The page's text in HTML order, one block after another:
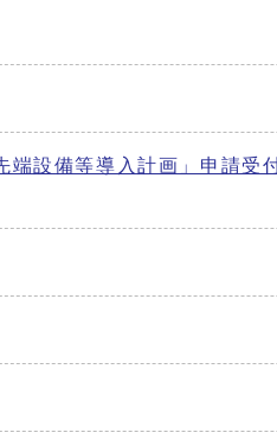
設備等導入計画」申請受